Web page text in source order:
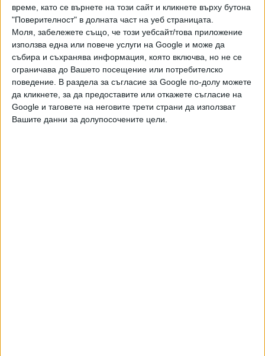
време, като се върнете на този сайт и кликнете върху бутона
"Поверителност" в долната част на уеб страницата.
Моля, забележете също, че този уебсайт/това приложение
използва една или повече услуги на Google и може да
събира и съхранява информация, която включва, но не се
ограничава до Вашето посещение или потребителско
поведение. В раздела за съгласие за Google по-долу можете
да кликнете, за да предоставите или откажете съгласие на
Google и таговете на неговите трети страни да използват
Вашите данни за долупосочените цели.
Напълно излекуваните и изписани до момента са
четирима човека. "Има 8 души, които напират да бъдат
изписани от ВМА, но още не са изчистени от вируса
коментира ген. Мутафчийски. По негови думи първите
диагностицирани у нас в Плевен и Габрово вече са
здрави, но още не са изписани, тъй като вирусът е в
тялото им. "Обсъждаме да се изработи стратегия за
тези лица, които са здрави, но с вирус. Кога можем да